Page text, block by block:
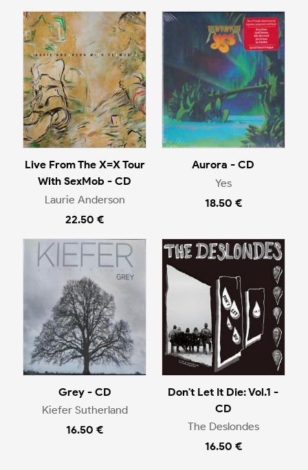
Live From The X=X Tour
With SexMob - CD
Laurie Anderson
22.50 €
Aurora - CD
Yes
18.50 €
Grey - CD
Kiefer Sutherland
16.50 €
Don't Let It Die: Vol.1 -
CD
The Deslondes
16.50 €